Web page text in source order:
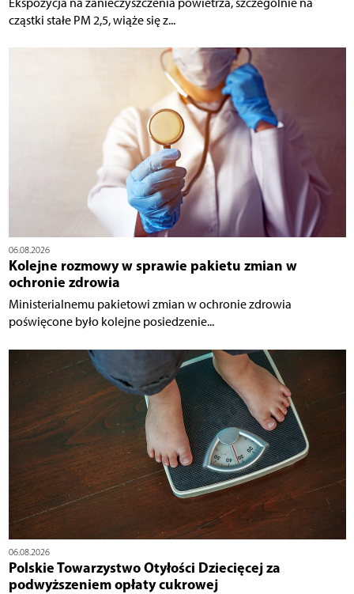
cząstki stałe PM 2,5, wiąże się z...
06.08.2026
Kolejne rozmowy w sprawie pakietu zmian w
ochronie zdrowia
Ministerialnemu pakietowi zmian w ochronie zdrowia
poświęcone było kolejne posiedzenie...
06.08.2026
Polskie Towarzystwo Otyłości Dziecięcej za
podwyższeniem opłaty cukrowej